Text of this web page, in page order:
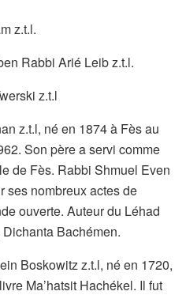
z.t.l.
Rabbi Arié Leib z.t.l.
z.t.l
z.t.l, né en 1874 à Fès au
Son père a servi comme
de Fès. Rabbi Shmuel Even
ses nombreux actes de
ouverte. Auteur du Léhad
Bachémen.
Boskowitz z.t.l, né en 1720,
Ma’hatsit Hachékel. Il fut